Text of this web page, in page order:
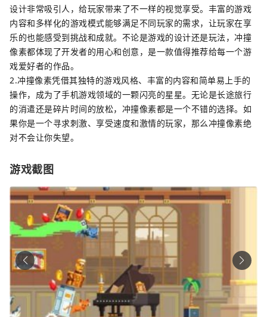
设计非常吸引人，给玩家带来了不一样的视觉享受。丰富的游戏
内容和多样化的游戏模式能够满足不同玩家的需求，让玩家在享
乐的也能感受到挑战和成就。不论是游戏的设计还是玩法，冲撞
像素都体现了开发者的用心和创意，是一款值得推荐给每一个游
戏爱好者的作品。
2.冲撞像素凭借其独特的游戏风格、丰富的内容和简单易上手的
操作，成为了手机游戏领域的一颗闪亮的星星。无论是长途旅行
的消遣还是碎片时间的放松，冲撞像素都是一个不错的选择。如
果你是一个寻求刺激、享受速度和激情的玩家，那么冲撞像素绝
对不会让你失望。
游戏截图